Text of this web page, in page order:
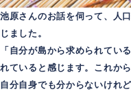
池原さんのお話を伺って、人
じました。
「自分が島から求められてい
れていると感じます。これか
自分自身でも分からないけれ